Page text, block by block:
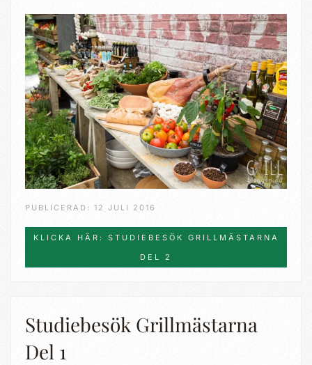
PUBLICERAD: 12 JULI 2016
KLICKA HÄR: STUDIEBESÖK GRILLMÄSTARNA
DEL 2
Studiebesök Grillmästarna
Del 1